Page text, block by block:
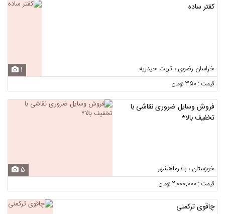
کفتر ساده
خراسان رضوی ، تربت حیدریه 1
قیمت : 350 تومان
فروش وسایل ضروری نقاشی با
تخفیف بالا*
خوزستان ، بندرماهشهر 5
قیمت : 2,000,000 تومان
چاقوی ترکمنی